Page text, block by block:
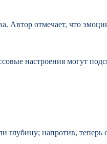
Автор отмечает, что
настроения могут
глубину; напротив,